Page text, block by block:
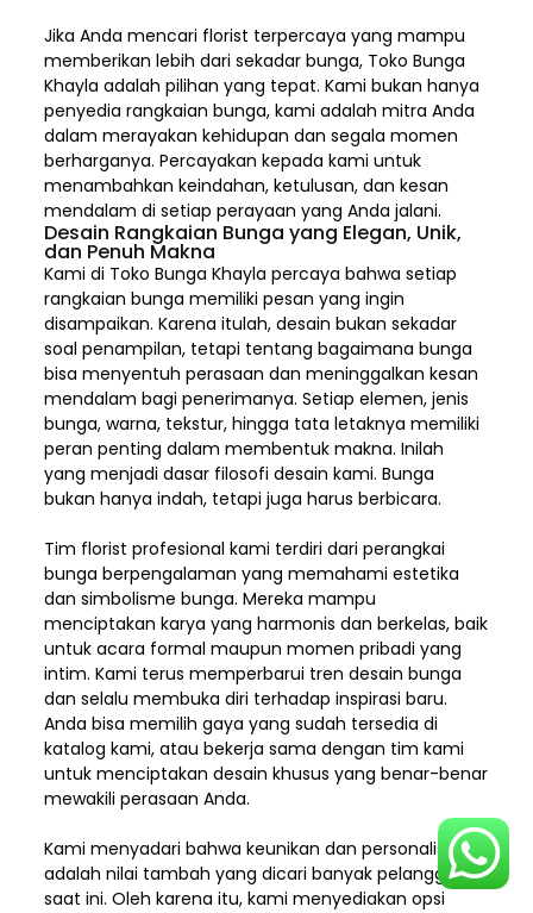
Jika Anda mencari florist terpercaya yang mampu
memberikan lebih dari sekadar bunga, Toko Bunga
Khayla adalah pilihan yang tepat. Kami bukan hanya
penyedia rangkaian bunga, kami adalah mitra Anda
dalam merayakan kehidupan dan segala momen
berharganya. Percayakan kepada kami untuk
menambahkan keindahan, ketulusan, dan kesan
mendalam di setiap perayaan yang Anda jalani.
Desain Rangkaian Bunga yang Elegan, Unik,
dan Penuh Makna
Kami di Toko Bunga Khayla percaya bahwa setiap
rangkaian bunga memiliki pesan yang ingin
disampaikan. Karena itulah, desain bukan sekadar
soal penampilan, tetapi tentang bagaimana bunga
bisa menyentuh perasaan dan meninggalkan kesan
mendalam bagi penerimanya. Setiap elemen, jenis
bunga, warna, tekstur, hingga tata letaknya memiliki
peran penting dalam membentuk makna. Inilah
yang menjadi dasar filosofi desain kami. Bunga
bukan hanya indah, tetapi juga harus berbicara.
Tim florist profesional kami terdiri dari perangkai
bunga berpengalaman yang memahami estetika
dan simbolisme bunga. Mereka mampu
menciptakan karya yang harmonis dan berkelas, baik
untuk acara formal maupun momen pribadi yang
intim. Kami terus memperbarui tren desain bunga
dan selalu membuka diri terhadap inspirasi baru.
Anda bisa memilih gaya yang sudah tersedia di
katalog kami, atau bekerja sama dengan tim kami
untuk menciptakan desain khusus yang benar-benar
mewakili perasaan Anda.
Kami menyadari bahwa keunikan dan personalisasi
adalah nilai tambah yang dicari banyak pelanggan
saat ini. Oleh karena itu, kami menyediakan opsi